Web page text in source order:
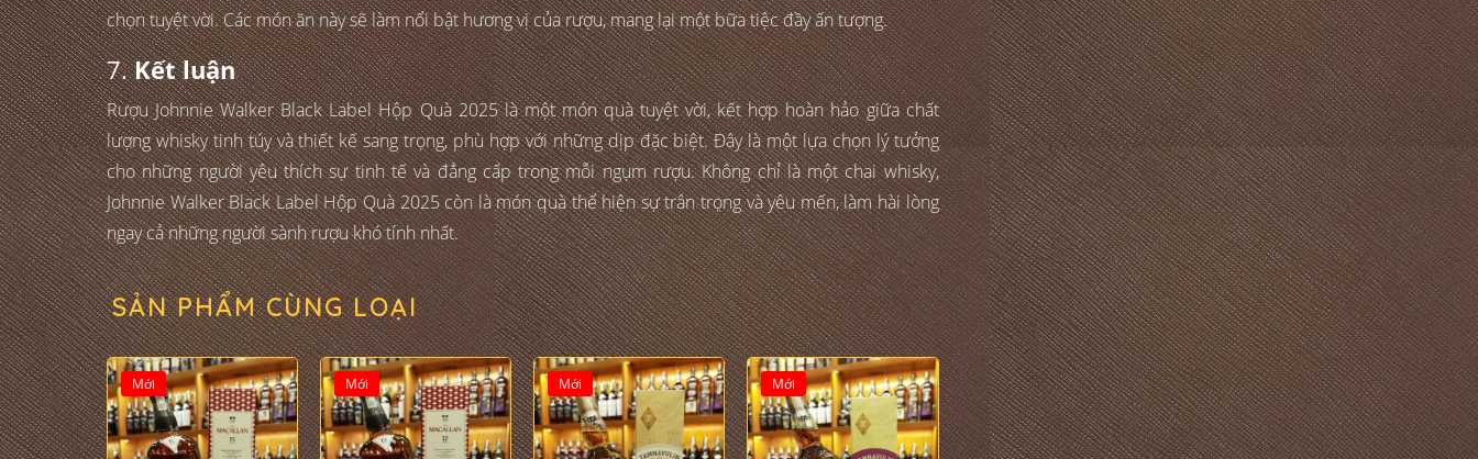
chọn tuyệt vời. Các món ăn này sẽ làm nổi bật hương vị của rượu, mang lại một bữa tiệc đầy ấn tượng.
7.Kết luận
Rượu Johnnie Walker Black Label Hộp Quà 2025 là một món quà tuyệt vời, kết hợp hoàn hảo giữa chất
lượng whisky tinh túy và thiết kế sang trọng, phù hợp với những dịp đặc biệt. Đây là một lựa chọn lý tưởng
cho những người yêu thích sự tinh tế và đẳng cấp trong mỗi ngụm rượu. Không chỉ là một chai whisky,
Johnnie Walker Black Label Hộp Quà 2025 còn là món quà thể hiện sự trân trọng và yêu mến, làm hài lòng
ngay cả những người sành rượu khó tính nhất.
SẢN PHẨM CÙNG LOẠI
Mới Mới Mới Mới